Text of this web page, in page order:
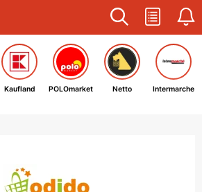
Kaufland POLOmarket Netto Intermarche